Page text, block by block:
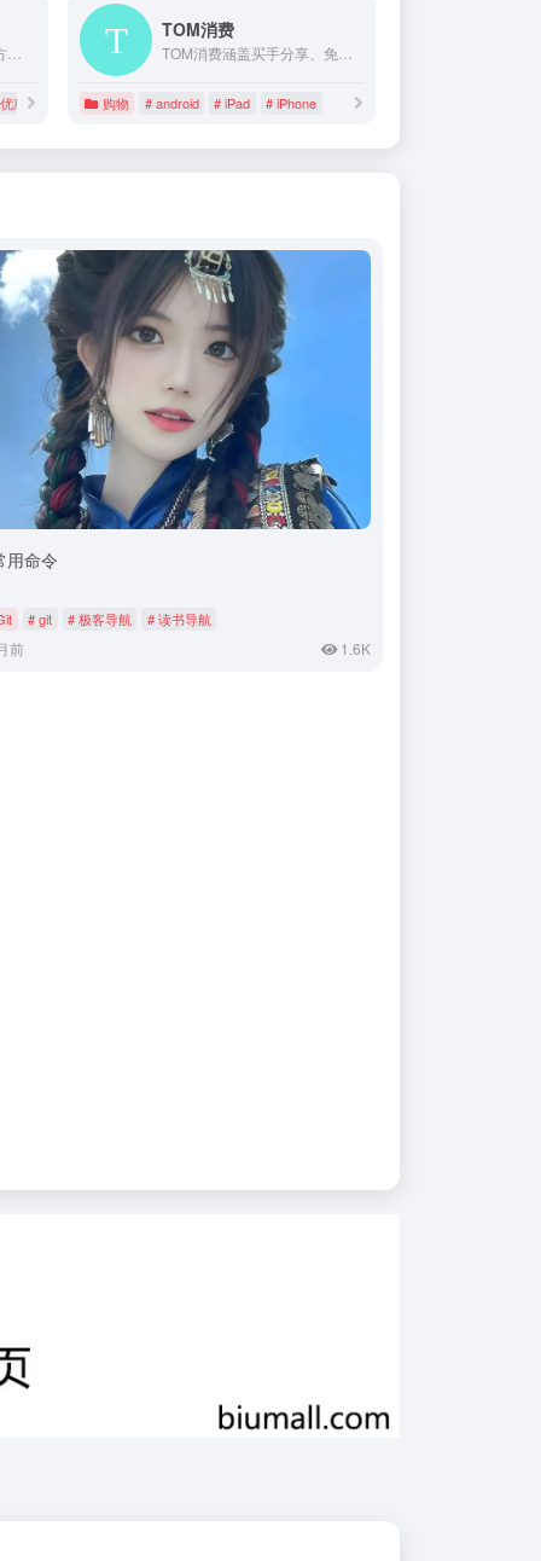
惠
TOM消费
购物 # android # iPad # iPhone
用命令
# git # 极客导航 # 读书导航
前 1.6K